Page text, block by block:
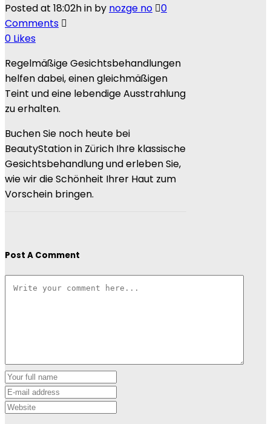
Posted at 18:02hin by nozge no
0
Comments
0 Likes
Regelmäßige Gesichtsbehandlungen
helfen dabei, einen gleichmäßigen
Teint und eine lebendige Ausstrahlung
zu erhalten.
Buchen Sie noch heute bei
BeautyStation in Zürich Ihre klassische
Gesichtsbehandlung und erleben Sie,
wie wir die Schönheit Ihrer Haut zum
Vorschein bringen.
Post A Comment